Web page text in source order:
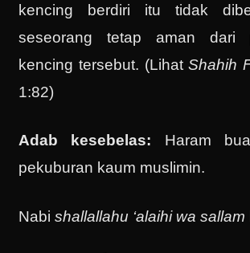
kencing berdiri itu tidak
seseorang tetap aman dari
kencing tersebut. (LihatShahih
1:82)
Adab kesebelas: Haram
pekuburan kaum muslimin.
Nabishallallahu ‘alaihi wa sallam